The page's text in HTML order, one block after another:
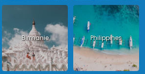
Birmanie Philippines